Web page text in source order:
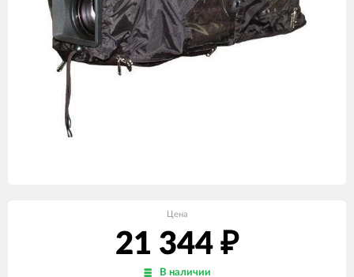
Цена
21 344 ₽
В наличии